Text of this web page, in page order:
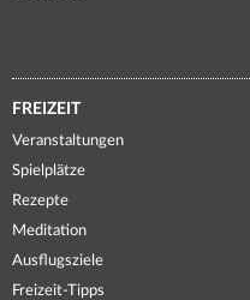
FREIZEIT
Veranstaltungen
Spielplätze
Rezepte
Meditation
Ausflugsziele
Freizeit-Tipps